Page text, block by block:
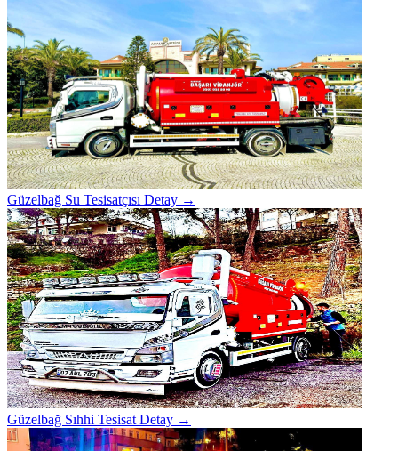
Güzelbağ Su Tesisatçısı Detay →
Güzelbağ Sıhhi Tesisat Detay →